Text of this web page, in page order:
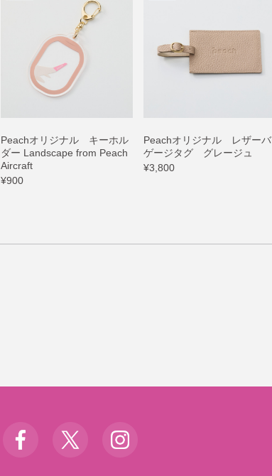
Peachオリジナル キーホル
ダー Landscape from Peach
Aircraft
¥900
Peachオリジナル レザーバ
ゲージタグ グレージュ
¥3,800